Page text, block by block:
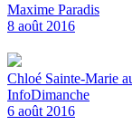
Maxime Paradis
8 août 2016
Chloé Sainte-Marie
InfoDimanche
6 août 2016